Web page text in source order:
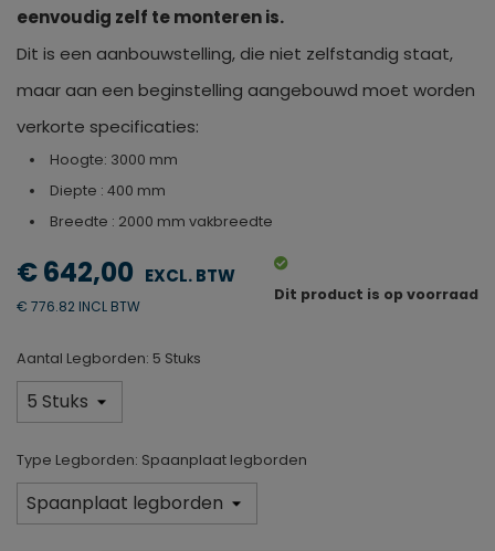
eenvoudig zelf te monteren is.
Dit is een aanbouwstelling, die niet zelfstandig staat,
maar aan een beginstelling aangebouwd moet worden
verkorte specificaties:
Hoogte: 3000 mm
Diepte : 400 mm
Breedte : 2000 mm vakbreedte
€ 642,00
€ 776.82 INCL BTW
Dit product is op voorraad
Aantal Legborden: 5 Stuks
Type Legborden: Spaanplaat legborden